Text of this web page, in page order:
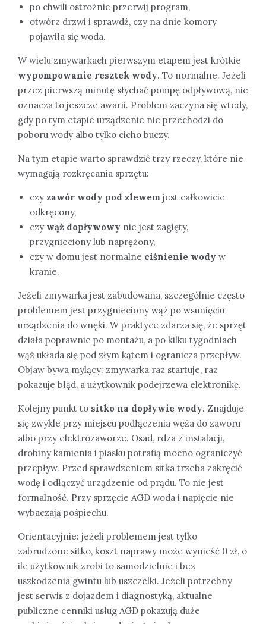
po chwili ostrożnie przerwij program,
otwórz drzwi i sprawdź, czy na dnie komory
pojawiła się woda.
W wielu zmywarkach pierwszym etapem jest krótkie
wypompowanie resztek wody. To normalne. Jeżeli
przez pierwszą minutę słychać pompę odpływową, nie
oznacza to jeszcze awarii. Problem zaczyna się wtedy,
gdy po tym etapie urządzenie nie przechodzi do
poboru wody albo tylko cicho buczy.
Na tym etapie warto sprawdzić trzy rzeczy, które nie
wymagają rozkręcania sprzętu:
czy zawór wody pod zlewem jest całkowicie
odkręcony,
czy wąż dopływowy nie jest zagięty,
przygnieciony lub naprężony,
czy w domu jest normalne ciśnienie wody w
kranie.
Jeżeli zmywarka jest zabudowana, szczególnie często
problemem jest przygnieciony wąż po wsunięciu
urządzenia do wnęki. W praktyce zdarza się, że sprzęt
działa poprawnie po montażu, a po kilku tygodniach
wąż układa się pod złym kątem i ogranicza przepływ.
Objaw bywa mylący: zmywarka raz startuje, raz
pokazuje błąd, a użytkownik podejrzewa elektronikę.
Kolejny punkt to sitko na dopływie wody. Znajduje
się zwykle przy miejscu podłączenia węża do zaworu
albo przy elektrozaworze. Osad, rdza z instalacji,
drobiny kamienia i piasku potrafią mocno ograniczyć
przepływ. Przed sprawdzeniem sitka trzeba zakręcić
wodę i odłączyć urządzenie od prądu. To nie jest
formalność. Przy sprzęcie AGD woda i napięcie nie
wybaczają pośpiechu.
Orientacyjnie: jeżeli problemem jest tylko
zabrudzone sitko, koszt naprawy może wynieść 0 zł, o
ile użytkownik zrobi to samodzielnie i bez
uszkodzenia gwintu lub uszczelki. Jeżeli potrzebny
jest serwis z dojazdem i diagnostyką, aktualne
publiczne cenniki usług AGD pokazują duże